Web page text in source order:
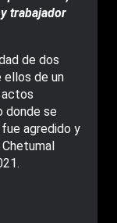
trabajador
de dos
ellos de un
actos
donde se
agredido y